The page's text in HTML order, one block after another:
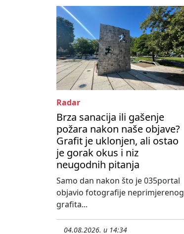
Radar
Brza sanacija ili gašenje
požara nakon naše objave?
Grafit je uklonjen, ali ostao
je gorak okus i niz
neugodnih pitanja
Samo dan nakon što je 035portal
objavio fotografije neprimjerenog
grafita...
04.08.2026. u 14:34